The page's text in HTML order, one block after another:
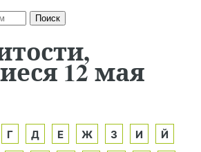
12 мая
Г Д Е Ж З И Й